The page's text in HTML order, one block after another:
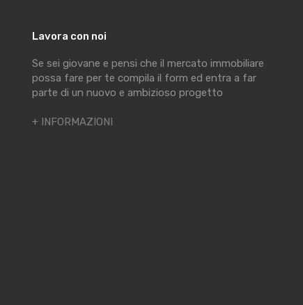
Lavora con noi
Se sei giovane e pensi che il mercato immobiliare
possa fare per te compila il form ed entra a far
parte di un nuovo e ambizioso progetto
+ INFORMAZIONI